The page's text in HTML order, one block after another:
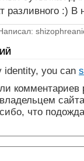
разливного :)
identity, you can
что